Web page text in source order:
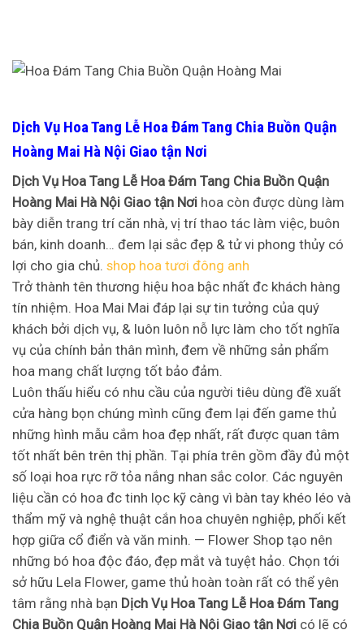
Dịch Vụ Hoa Tang Lễ Hoa Đám Tang Chia Buồn Quận
Hoàng Mai Hà Nội Giao tận Nơi
Dịch Vụ Hoa Tang Lễ Hoa Đám Tang Chia Buồn Quận
Hoàng Mai Hà Nội Giao tận Nơi hoa còn được dùng làm
bày diễn trang trí căn nhà, vị trí thao tác làm việc, buôn
bán, kinh doanh… đem lại sắc đẹp & tử vi phong thủy có
lợi cho gia chủ. shop hoa tươi đông anh
Trở thành tên thương hiệu hoa bậc nhất đc khách hàng
tín nhiệm. Hoa Mai Mai đáp lại sự tin tưởng của quý
khách bởi dịch vụ, & luôn luôn nỗ lực làm cho tốt nghĩa
vụ của chính bản thân mình, đem về những sản phẩm
hoa mang chất lượng tốt bảo đảm.
Luôn thấu hiểu có nhu cầu của người tiêu dùng đề xuất
cửa hàng bọn chúng mình cũng đem lại đến game thủ
những hình mẫu cắm hoa đẹp nhất, rất được quan tâm
tốt nhất bên trên thị phần. Tại phía trên gồm đầy đủ một
số loại hoa rực rỡ tỏa nắng nhan sắc color. Các nguyên
liệu cần có hoa đc tinh lọc kỹ càng vì bàn tay khéo léo và
thẩm mỹ và nghệ thuật cắn hoa chuyên nghiệp, phối kết
hợp giữa cổ điển và văn minh. — Flower Shop tạo nên
những bó hoa độc đáo, đẹp mắt và tuyệt hảo. Chọn tới
sở hữu Lela Flower, game thủ hoàn toàn rất có thể yên
tâm rằng nhà bạn Dịch Vụ Hoa Tang Lễ Hoa Đám Tang
Chia Buồn Quận Hoàng Mai Hà Nội Giao tận Nơi có lẽ có